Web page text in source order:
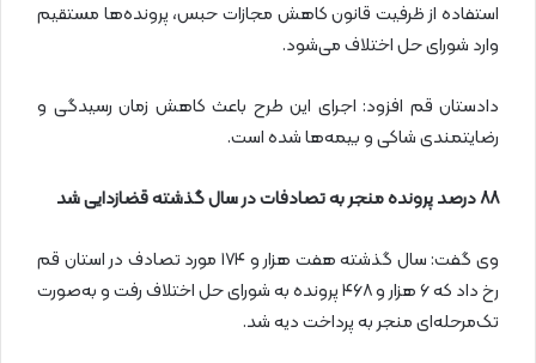
استفاده از ظرفیت قانون کاهش مجازات حبس، پرونده‌ها مستقیم
وارد شورای حل اختلاف می‌شود.
دادستان قم افزود: اجرای این طرح باعث کاهش زمان رسیدگی و
رضایتمندی شاکی و بیمه‌ها شده است.
۸۸درصد پرونده منجر به تصادفات در سال گذشته قضازدایی شد
وی گفت: سال گذشته هفت هزار و ۱۷۴ مورد تصادف در استان قم
رخ داد که ۶ هزار و ۴۶۸ پرونده به شورای حل اختلاف رفت و به‌صورت
تک‌مرحله‌ای منجر به پرداخت دیه شد.